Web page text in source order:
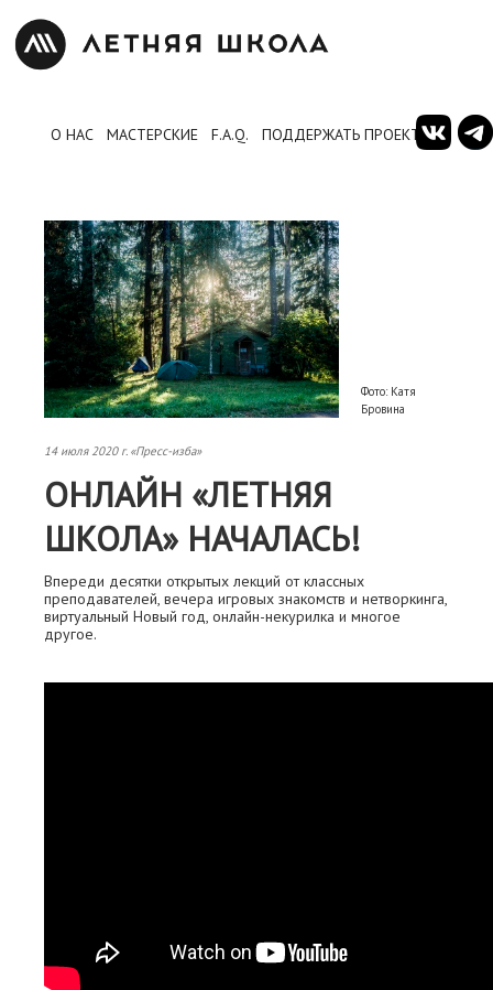
О НАС МАСТЕРСКИЕ F.A.Q. ПОДДЕРЖАТЬ ПРОЕКТ
Фото: Катя
Бровина
14 июля 2020 г. «Пресс-изба»
ОНЛАЙН «ЛЕТНЯЯ
ШКОЛА» НАЧАЛАСЬ!
Впереди десятки открытых лекций от классных
преподавателей, вечера игровых знакомств и нетворкинга,
виртуальный Новый год, онлайн-некурилка и многое
другое.